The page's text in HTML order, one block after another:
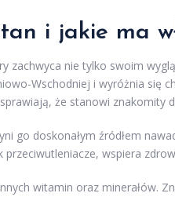
i jakie ma
zachwyca nie tylko swoim
Wschodniej i wyróżnia się
że stanowi znakomity
go doskonałym źródłem
przeciwutleniacze, wspiera
witamin oraz minerałów.